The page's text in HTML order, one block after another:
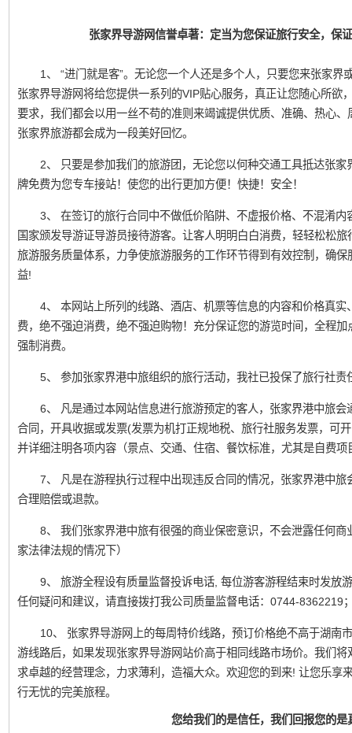
张家界导游网信誉卓著：定当为您保证旅行安全，保
1、 “进门就是客”。无论您一个人还是多个人，只要您来张家
张家界导游网将给您提供一系列的VIP贴心服务，真正让您随心所欲
要求，我们都会以用一丝不苟的准则来竭诚提供优质、准确、热心
张家界旅游都会成为一段美好回忆。
2、 只要是参加我们的旅游团，无论您以何种交通工具抵达张
牌免费为您专车接站！使您的出行更加方便！快捷！安全！
3、 在签订的旅行合同中不做低价陷阱、不虚报价格、不混淆
国家颁发导游证导游员接待游客。让客人明明白白消费，轻轻松松
旅游服务质量体系，力争使旅游服务的工作环节得到有效控制，确
益!
4、 本网站上所列的线路、酒店、机票等信息的内容和价格真
费，绝不强迫消费，绝不强迫购物！充分保证您的游览时间，全程
强制消费。
5、 参加张家界港中旅组织的旅行活动，我社已投保了旅行社责
6、 凡是通过本网站信息进行旅游预定的客人，张家界港中旅
合同，开具收据或发票(发票为机打正规地税、旅行社服务发票，可
并详细注明各项内容（景点、交通、住宿、餐饮标准，尤其是自费
7、 凡是在游程执行过程中出现违反合同的情况，张家界港中
合理赔偿或退款。
8、 我们张家界港中旅有很强的商业保密意识，不会泄露任何
家法律法规的情况下）
9、 旅游全程设有质量监督投诉电话, 每位游客游程结束时发放
任何疑问和建议，请直接拨打我公司质量监督电话：0744-8362219
10、 张家界导游网上的每周特价线路，预订价格绝不高于湖南
游线路后，如果发现张家界导游网站价高于相同线路市场价。我们
求卓越的经营理念，力求薄利，造福大众。欢迎您的到来! 让您乐享
行无忧的完美旅程。
您给我们的是信任，我们回报您的是